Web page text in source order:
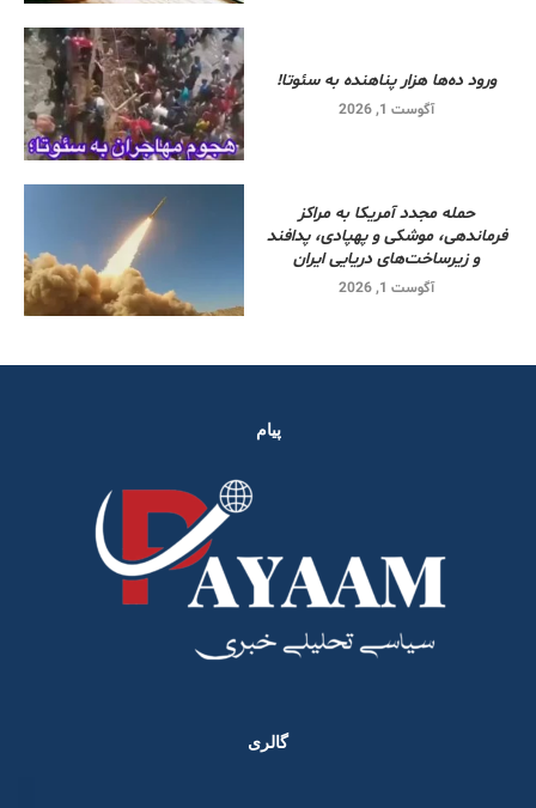
ورود ده‌ها هزار پناهنده به سئوتا!
آگوست 1, 2026
حمله مجدد آمریکا به مراکز
فرماندهی، موشکی و پهپادی، پدافند
و زیرساخت‌های دریایی ایران
آگوست 1, 2026
پیام
گالری